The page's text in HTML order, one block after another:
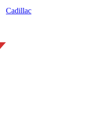
Cadillac